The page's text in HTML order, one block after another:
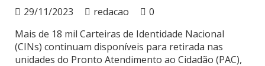
29/11/2023 redacao
0
Mais de 18 mil Carteiras de Identidade Nacional
(CINs) continuam disponíveis para retirada nas
unidades do Pronto Atendimento ao Cidadão (PAC),